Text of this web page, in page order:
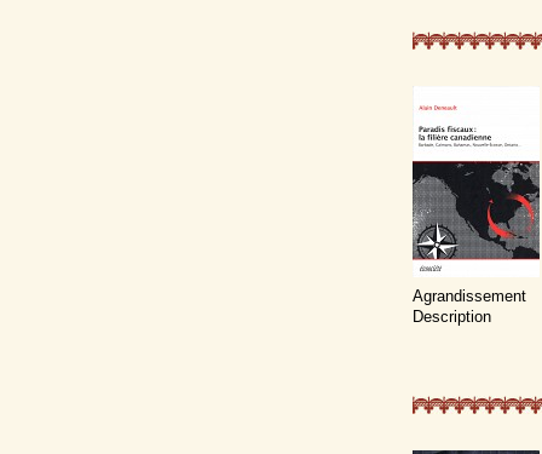
Agrandissement
Description